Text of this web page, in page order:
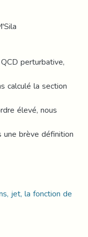
perturbative,
calculé la section
élevé, nous
une brève définition
jet, la fonction de